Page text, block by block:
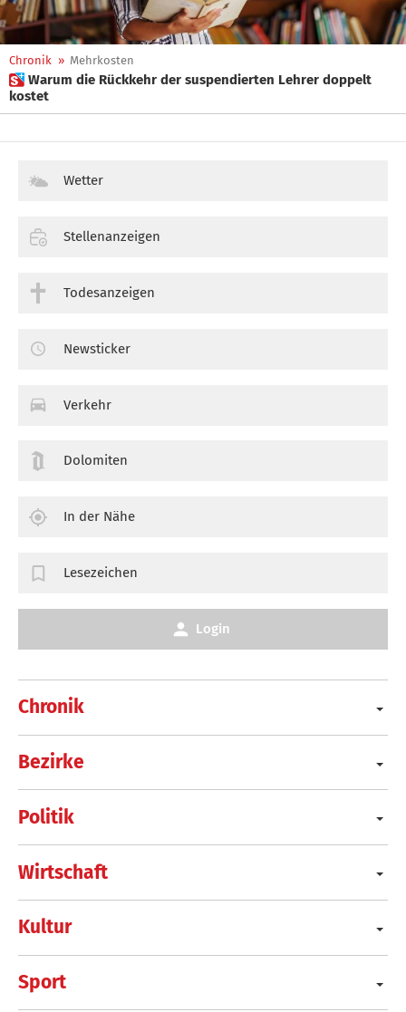
Chronik » Mehrkosten
 Warum die Rückkehr der suspendierten Lehrer doppelt
kostet
Chronik
Bezirke
Politik
Wirtschaft
Kultur
Sport
Wetter
Stellenanzeigen
Todesanzeigen
Newsticker
Verkehr
Dolomiten
In der Nähe
Lesezeichen
Login